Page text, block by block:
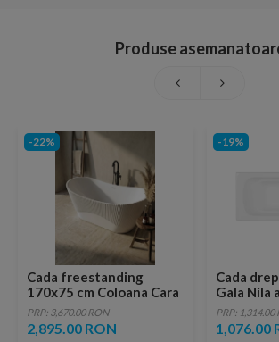
Produse
-22%
Cada freestanding
170x75 cm Coloana Cara
Line, acril alb lucios
PRP: 3,670.00 RON
2,895.00 RON
-19%
Cada
Gala Nila
alb
PRP: 1,314.00
1,076.00